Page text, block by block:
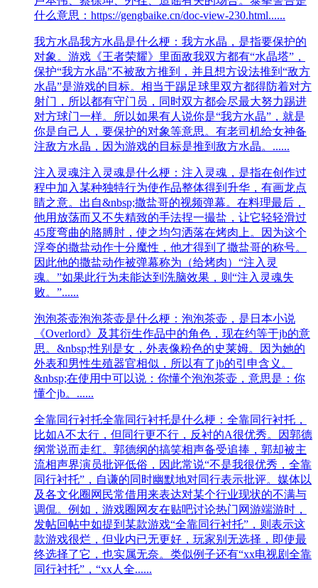
什么意思：https://gengbaike.cn/doc-view-230.html......
我方水晶我方水晶是什么梗：我方水晶，是指要保护的
对象。游戏《王者荣耀》里面敌我双方都有“水晶塔”，
保护“我方水晶”不被敌方推到，并且想方设法推到“敌方
水晶”是游戏的目标。相当于踢足球里双方都得防着对方
射门，所以都有守门员，同时双方都会尽最大努力踢进
对方球门一样。所以如果有人说你是“我方水晶”，就是
你是自己人，要保护的对象等意思。有老司机给女神备
注敌方水晶，因为游戏的目标是推到敌方水晶。......
注入灵魂注入灵魂是什么梗：注入灵魂，是指在创作过
程中加入某种独特行为使作品整体得到升华，有画龙点
睛之意。出自&nbsp;撒盐哥的视频弹幕。在料理最后，
他用放荡而又不失精致的手法捏一撮盐，让它轻轻滑过
45度弯曲的胳膊肘，使之均匀洒落在烤肉上。因为这个
浮夸的撒盐动作十分魔性，他才得到了撒盐哥的称号。
因此他的撒盐动作被弹幕称为（给烤肉）“注入灵
魂。”如果此行为未能达到洗脑效果，则“注入灵魂失
败。”......
泡泡茶壶泡泡茶壶是什么梗：泡泡茶壶，是日本小说
《Overlord》及其衍生作品中的角色，现在约等于jb的意
思。&nbsp;性别是女，外表像粉色的史莱姆。因为她的
外表和男性生殖器官相似，所以有了jb的引申含义。
&nbsp;在使用中可以说：你懂个泡泡茶壶，意思是：你
懂个jb。......
全靠同行衬托全靠同行衬托是什么梗：全靠同行衬托，
比如A不太行，但同行更不行，反衬的A很优秀。因郭德
纲常说而走红。郭德纲的搞笑相声备受追捧，郭却被主
流相声界演员批评低俗，因此常说“不是我很优秀，全靠
同行衬托”，自谦的同时幽默地对同行表示批评。媒体以
及各文化圈网民常借用来表达对某个行业现状的不满与
调侃。例如，游戏圈网友在贴吧讨论热门网游端游时，
发帖回帖中如提到某款游戏“全靠同行衬托”，则表示这
款游戏很烂，但业内已无更好，玩家别无选择，即使最
终选择了它，也实属无奈。类似例子还有“xx电视剧全靠
同行衬托”，“xx人全......